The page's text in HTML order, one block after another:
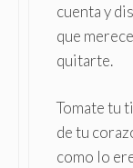
cuenta y
que
quitarte.
Tomate tu
de tu
como lo